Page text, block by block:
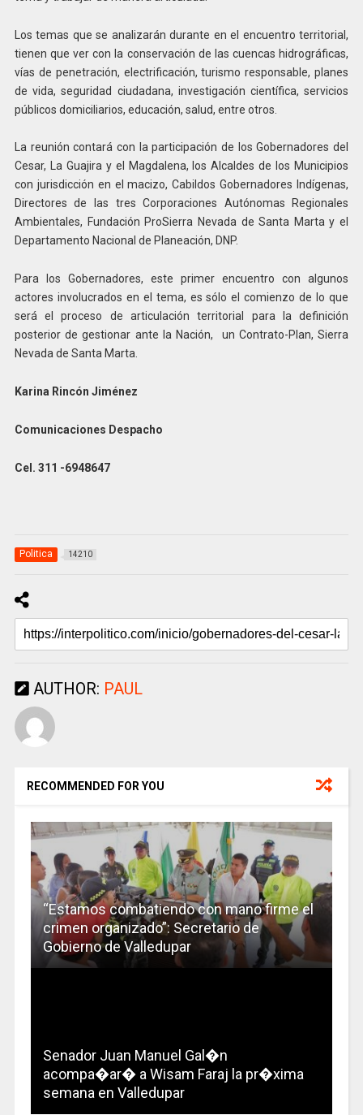
Los temas que se analizarán durante en el encuentro territorial,
tienen que ver con la conservación de las cuencas hidrográficas,
vías de penetración, electrificación, turismo responsable, planes
de vida, seguridad ciudadana, investigación científica, servicios
públicos domiciliarios, educación, salud, entre otros.
La reunión contará con la participación de los Gobernadores del
Cesar, La Guajira y el Magdalena, los Alcaldes de los Municipios
con jurisdicción en el macizo, Cabildos Gobernadores Indígenas,
Directores de las tres Corporaciones Autónomas Regionales
Ambientales, Fundación ProSierra Nevada de Santa Marta y el
Departamento Nacional de Planeación, DNP.
Para los Gobernadores, este primer encuentro con algunos
actores involucrados en el tema, es sólo el comienzo de lo que
será el proceso de articulación territorial para la definición
posterior de gestionar ante la Nación, un Contrato-Plan, Sierra
Nevada de Santa Marta.
Karina Rincón Jiménez
Comunicaciones Despacho
Cel. 311 -6948647
Politica 14210
AUTHOR: PAUL
RECOMMENDED FOR YOU
“Estamos combatiendo con mano firme el
crimen organizado”: Secretario de
Gobierno de Valledupar
Senador Juan Manuel Gal�n
acompa�ar� a Wisam Faraj la pr�xima
semana en Valledupar